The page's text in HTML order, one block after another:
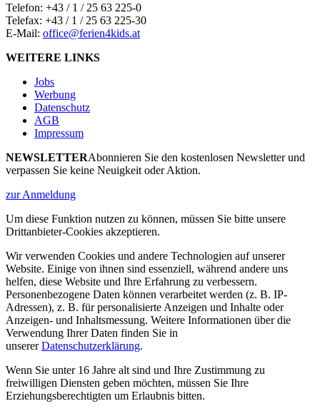
Telefon: +43 / 1 / 25 63 225-0
Telefax: +43 / 1 / 25 63 225-30
E-Mail: office@ferien4kids.at
WEITERE LINKS
Jobs
Werbung
Datenschutz
AGB
Impressum
NEWSLETTERAbonnieren Sie den kostenlosen Newsletter und
verpassen Sie keine Neuigkeit oder Aktion.
zur Anmeldung
Um diese Funktion nutzen zu können, müssen Sie bitte unsere
Drittanbieter-Cookies akzeptieren.
Wir verwenden Cookies und andere Technologien auf unserer
Website. Einige von ihnen sind essenziell, während andere uns
helfen, diese Website und Ihre Erfahrung zu verbessern.
Personenbezogene Daten können verarbeitet werden (z. B. IP-
Adressen), z. B. für personalisierte Anzeigen und Inhalte oder
Anzeigen- und Inhaltsmessung. Weitere Informationen über die
Verwendung Ihrer Daten finden Sie in
unsererDatenschutzerklärung.
Wenn Sie unter 16 Jahre alt sind und Ihre Zustimmung zu
freiwilligen Diensten geben möchten, müssen Sie Ihre
Erziehungsberechtigten um Erlaubnis bitten.